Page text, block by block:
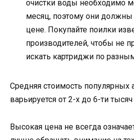
очистки воды необходимо
месяц, поэтому они
цене. Покупайте поилки
производителей, чтобы не
искать картриджи по
Средняя стоимость популярных
варьируется от 2-х до 6-ти
Высокая цена не всегда